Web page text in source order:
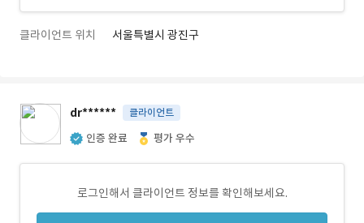
클라이언트 위치 서울특별시 광진구
dr****** 클라이언트
인증 완료 평가 우수
로그인해서 클라이언트 정보를 확인해보세요.